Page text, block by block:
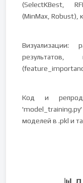
(SelectKBest,
(MinMax, Robust),
Визуализации:
Код и
моделей в .pkl и